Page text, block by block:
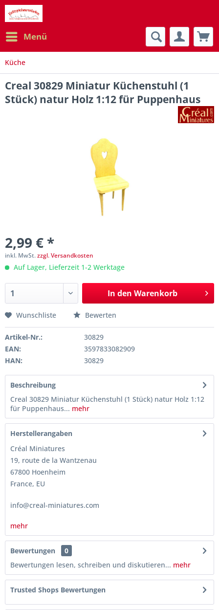
Menü
Küche
Creal 30829 Miniatur Küchenstuhl (1
Stück) natur Holz 1:12 für Puppenhaus
2,99 € *
inkl. MwSt.zzgl. Versandkosten
Auf Lager, Lieferzeit 1-2 Werktage
In den Warenkorb
Wunschliste Bewerten
Artikel-Nr.:
30829
EAN:
3597833082909
HAN:
30829
Beschreibung
Creal 30829 Miniatur Küchenstuhl (1 Stück) natur Holz 1:12
für Puppenhaus... mehr
Herstellerangaben
Créal Miniatures
19, route de la Wantzenau
67800 Hoenheim
France, EU
info@creal-miniatures.com
mehr
Bewertungen
0
Bewertungen lesen, schreiben und diskutieren... mehr
Trusted Shops Bewertungen